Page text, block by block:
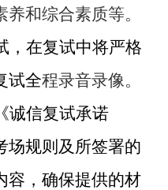
和综合素质等。
，在复试中将严格
试全程录音录像。
诚信复试承诺
场规则及所签署的
容，确保提供的材